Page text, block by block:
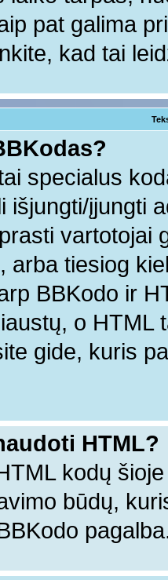
pat galima
kad tai
specialus
išjungti/įjungti
vartotojai
arba tiesiog
BBKodo ir
o HTML
gide, kuris
HTML?
kodų
būdų,